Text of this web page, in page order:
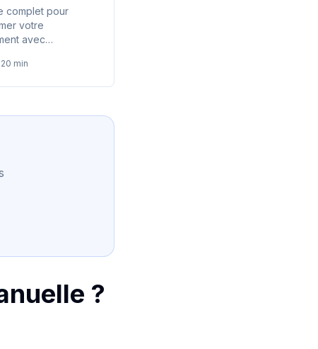
complet pour
votre
avec
20 min
?